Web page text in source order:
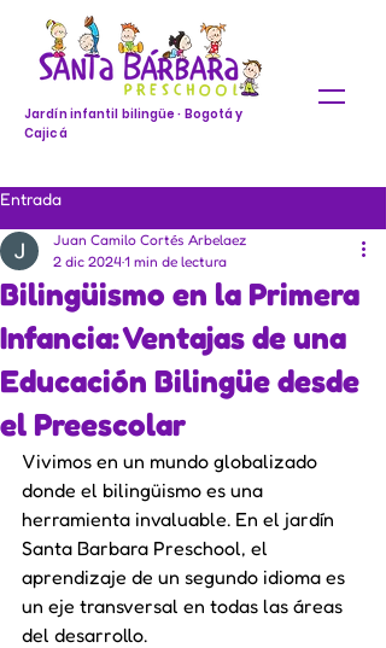
Jardín infantil bilingüe · Bogotá y
Cajicá
Entrada
Bilingüismo en la Primera
Infancia: Ventajas de una
Educación Bilingüe desde
el Preescolar
Juan Camilo Cortés Arbelaez
2 dic 2024 1 min de lectura
Vivimos en un mundo globalizado
donde el bilingüismo es una
herramienta invaluable. En el jardín
Santa Barbara Preschool, el
aprendizaje de un segundo idioma es
un eje transversal en todas las áreas
del desarrollo.